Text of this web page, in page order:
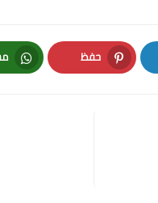
حفظ
Pinterest